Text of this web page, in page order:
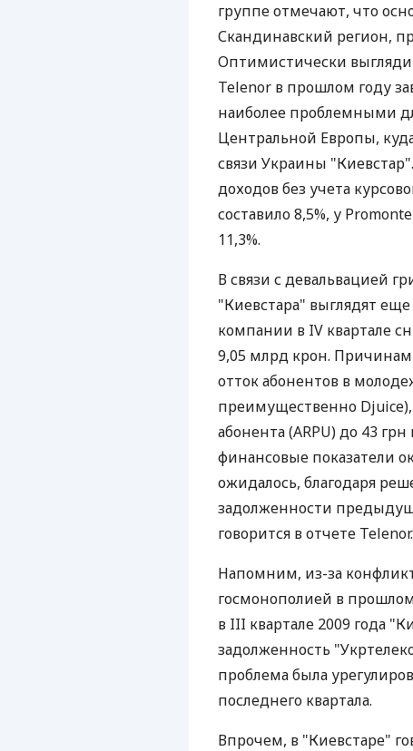
группе отмечают, что
Скандинавский регион,
Оптимистически
Telenor в прошлом году
наиболее проблемными
Центральной Европы,
связи Украины
доходов без учета
составило 8,5%, у
11,3%.
В связи с девальвацией
"Киевстара" выглядят
компании в IV квартале
9,05 млрд крон.
отток абонентов в
преимущественно
абонента (ARPU) до 43
финансовые показатели
ожидалось, благодаря
задолженности
говорится в отчете Telenor.
Напомним, из-за
госмонополией в
в III квартале 2009 года
задолженность
проблема была
последнего квартала.
Впрочем, в "Киевстаре"